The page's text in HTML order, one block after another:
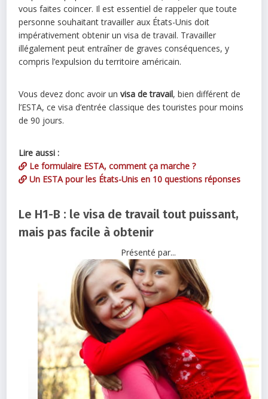
vous faites coincer. Il est essentiel de rappeler que toute
personne souhaitant travailler aux États-Unis doit
impérativement obtenir un visa de travail. Travailler
illégalement peut entraîner de graves conséquences, y
compris l’expulsion du territoire américain.
Vous devez donc avoir unvisa de travail, bien différent de
l’ESTA, ce visa d’entrée classique des touristes pour moins
de 90 jours.
Lire aussi :
Le formulaire ESTA, comment ça marche ?
Un ESTA pour les États-Unis en 10 questions réponses
Le H1-B : le visa de travail tout puissant,
mais pas facile à obtenir
Présenté par...